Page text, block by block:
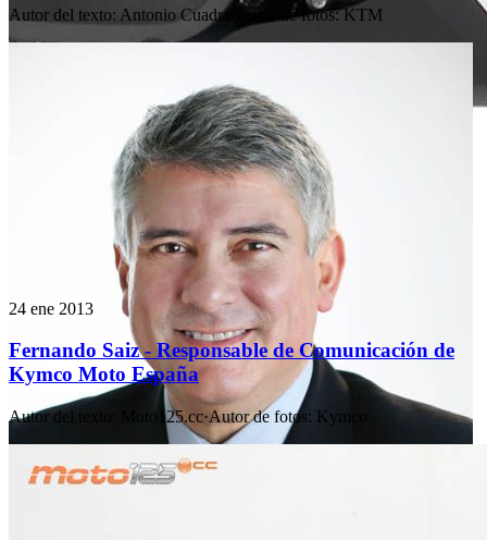
Autor del texto: Antonio Cuadra Autor de fotos: KTM
24 ene 2013
Fernando Saiz - Responsable de Comunicación de
Kymco Moto España
Autor del texto Moto125.cc·Autor de fotos: Kymco